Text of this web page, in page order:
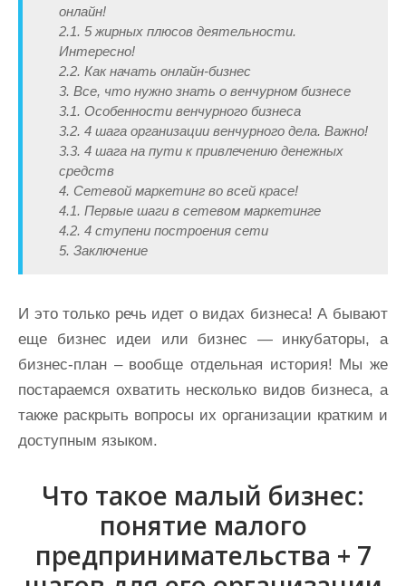
онлайн!
2.1. 5 жирных плюсов деятельности.
Интересно!
2.2. Как начать онлайн-бизнес
3. Все, что нужно знать о венчурном бизнесе
3.1. Особенности венчурного бизнеса
3.2. 4 шага организации венчурного дела. Важно!
3.3. 4 шага на пути к привлечению денежных
средств
4. Сетевой маркетинг во всей красе!
4.1. Первые шаги в сетевом маркетинге
4.2. 4 ступени построения сети
5. Заключение
И это только речь идет о видах бизнеса! А бывают
еще бизнес идеи или бизнес — инкубаторы, а
бизнес-план – вообще отдельная история! Мы же
постараемся охватить несколько видов бизнеса, а
также раскрыть вопросы их организации кратким и
доступным языком.
Что такое малый бизнес:
понятие малого
предпринимательства + 7